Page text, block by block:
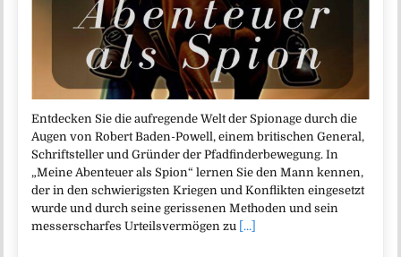
Entdecken Sie die aufregende Welt der Spionage durch die
Augen von Robert Baden-Powell, einem britischen General,
Schriftsteller und Gründer der Pfadfinderbewegung. In
„Meine Abenteuer als Spion“ lernen Sie den Mann kennen,
der in den schwierigsten Kriegen und Konflikten eingesetzt
wurde und durch seine gerissenen Methoden und sein
messerscharfes Urteilsvermögen zu [...]